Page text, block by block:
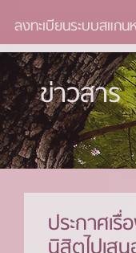
ลงทะเบียนระบบสแกน
ข่าวสาร
ประกาศเ